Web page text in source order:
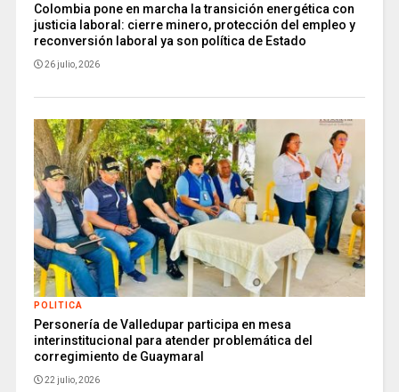
Colombia pone en marcha la transición energética con
justicia laboral: cierre minero, protección del empleo y
reconversión laboral ya son política de Estado
26 julio, 2026
POLITICA
Personería de Valledupar participa en mesa
interinstitucional para atender problemática del
corregimiento de Guaymaral
22 julio, 2026